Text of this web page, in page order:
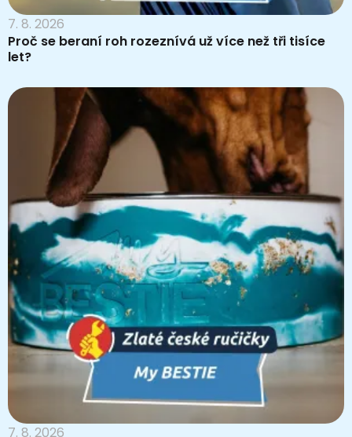
7. 8. 2026
Proč se beraní roh rozeznívá už více než tři tisíce
let?
7. 8. 2026